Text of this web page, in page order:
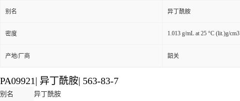
别名 异丁酰胺
密度 1.013 g/mL at 25 °C (lit.)g/cm3
产地/厂商 韶关
PA09921| 异丁酰胺| 563-83-7
别名
异丁酰胺